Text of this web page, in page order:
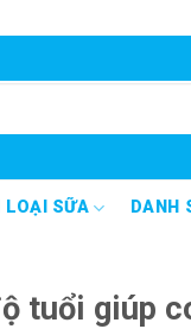
LOẠI SỮA DANH
tuổi giúp